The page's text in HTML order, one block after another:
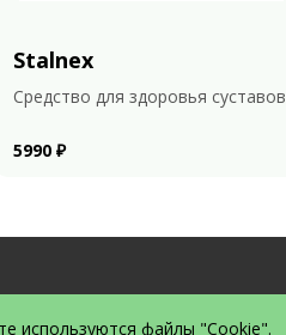
Stalnex
Средство для здоровья суставов
5990 ₽
используются файлы "Cookie".